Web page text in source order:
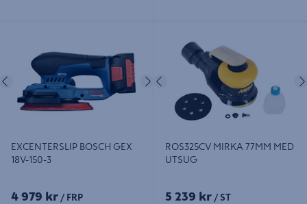
Föregående Nästa
EXCENTERSLIP BOSCH GEX
18V-150-3
4 979 kr / FRP
Föregående
ROS325CV MIRKA 77MM MED
UTSUG
5 239 kr / ST